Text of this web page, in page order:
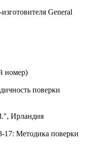
General
номер)
поверки
Ирландия
17: Методика поверки